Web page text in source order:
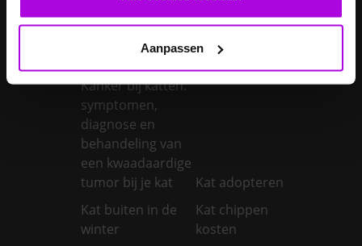
Aanpassen
vaccineren
Kanker bij honden
Kanker bij katten:
symptomen,
diagnose en
behandeling van
een kwaadaardige
tumor bij je kat
Kat adopteren
Kat buiten in de
winter
Kat chippen
kosten